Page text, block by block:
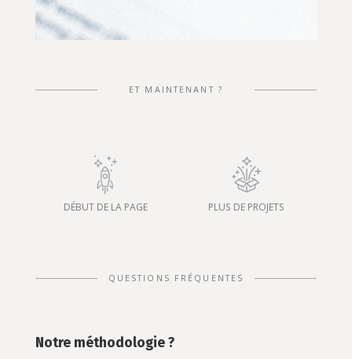
ET MAINTENANT ?
DÉBUT DE LA PAGE PLUS DE PROJETS
QUESTIONS FRÉQUENTES
Notre méthodologie ?